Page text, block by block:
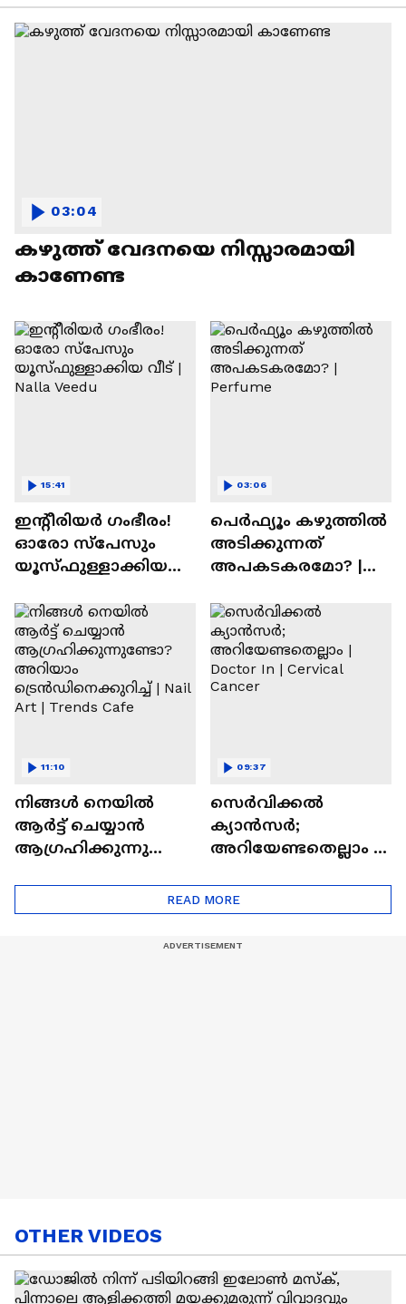
കഴുത്ത് വേദനയെ നിസ്സാരമായി
കാണേണ്ട
03:04
ഇന്റീരിയർ ഗംഭീരം!
ഓരോ സ്‌പേസും
യൂസ്ഫുള്ളാക്കിയ
15:41
പെർഫ്യൂം കഴുത്തിൽ
അടിക്കുന്നത്
അപകടകരമോ? |
03:06
നിങ്ങൾ നെയിൽ
ആർട്ട് ചെയ്യാൻ
ആഗ്രഹിക്കുന്നുണ്ടോ
ട്രെൻഡിനെക്കുറിച്ച് |
Nail Art | Trends Cafe
11:10
സെർവിക്കൽ
ക്യാൻസർ;
അറിയേണ്ടതെല്ലാം |
Cancer
09:37
READ MORE
OTHER VIDEOS